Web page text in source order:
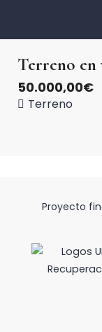
Terreno en
50.000,00€
Terreno
Proyecto